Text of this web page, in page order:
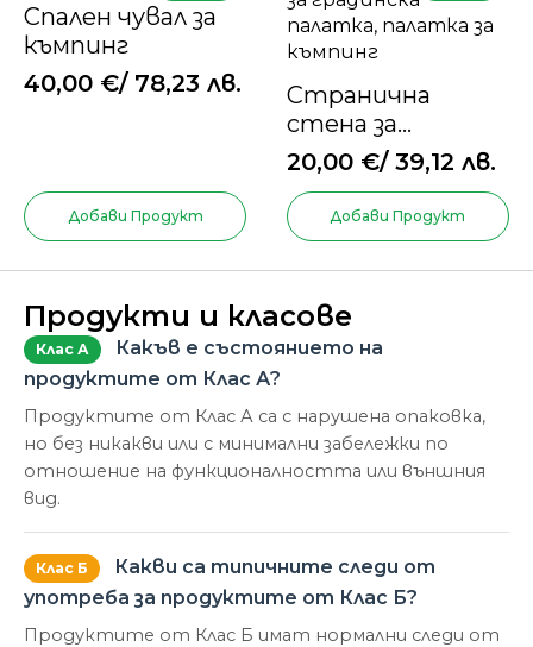
Спален чувал за
къмпинг
40,00 €/ 78,23 лв.
Добави Продукт
Странична
стена за
градинска
палатка, палатка
за къмпинг
20,00 €/ 39,12 лв.
Добави Продукт
Продукти и класове
Клас А
Какъв е състоянието на
продуктите от Клас А?
Продуктите от Клас А са с нарушена опаковка,
но без никакви или с минимални забележки по
отношение на функционалността или външния
вид.
Клас Б
Какви са типичните следи от
употреба за продуктите от Клас Б?
Продуктите от Клас Б имат нормални следи от